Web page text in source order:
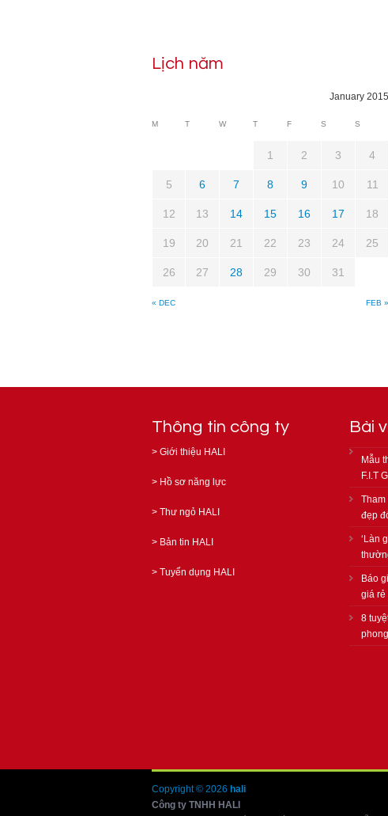
Lịch năm
January 2015
M T W T F S S
« DEC FEB »
1 2 3 4
5 6 7 8 9 10 11
12 13 14 15 16 17 18
19 20 21 22 23 24 25
26 27 28 29 30 31
Thông tin công ty
> Giới thiệu HALI
> Hồ sơ năng lực
> Thư ngỏ HALI
> Bản tin HALI
> Tuyển dụng HALI
Bài
Mẫu
F.I.T
Tham
đẹp
‘Làn
Báo
giá rẻ
8
Copyright © 2026 hali
Công ty TNHH HALI